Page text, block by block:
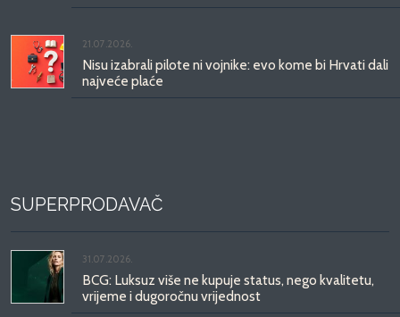
21.07.2026.
Nisu izabrali pilote ni vojnike: evo kome bi Hrvati dali
najveće plaće
SUPERPRODAVAČ
31.07.2026.
BCG: Luksuz više ne kupuje status, nego kvalitetu,
vrijeme i dugoročnu vrijednost